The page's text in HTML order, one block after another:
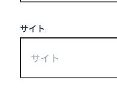
サイト